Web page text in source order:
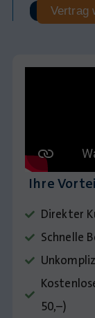
Vertrag
Ihre
Direkter
Schnelle
50,–)